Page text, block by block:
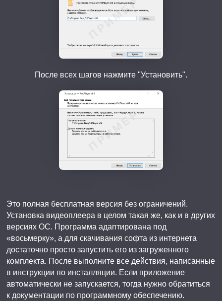
После всех шагов нажмите "Установить".
Это полная бесплатная версия без ограничений.
Установка видеоплеера в целом такая же, как и в других
версиях ОС. Программа адаптирована под
«восьмерку», а для скачивания софта из интернета
достаточно просто запустить его из загруженного
комплекта. После выполните все действия, написанные
в инструкции по инсталляции. Если приложение
автоматически не запускается, тогда нужно обратиться
к документации по программному обеспечению.